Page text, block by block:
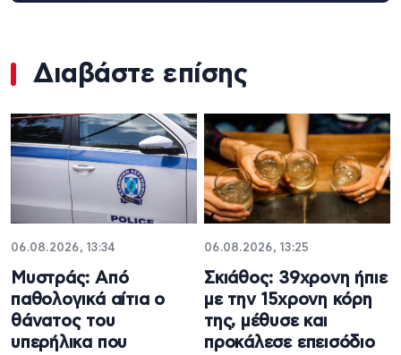
Διαβάστε επίσης
06.08.2026, 13:34
Μυστράς: Από
παθολογικά αίτια ο
θάνατος του
υπερήλικα που
06.08.2026, 13:25
Σκιάθος: 39χρονη ήπιε
με την 15χρονη κόρη
της, μέθυσε και
προκάλεσε επεισόδιο